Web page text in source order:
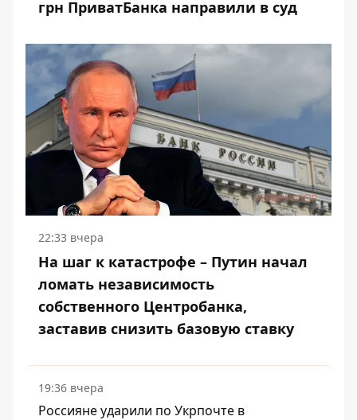
грн ПриватБанка направили в суд
22:33 вчера
На шаг к катастрофе – Путин начал
ломать независимость
собственного Центробанка,
заставив снизить базовую ставку
19:36 вчера
Россияне ударили по Укрпочте в